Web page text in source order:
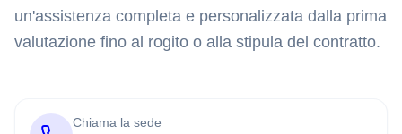
un'assistenza completa e personalizzata dalla prima
valutazione fino al rogito o alla stipula del contratto.
Chiama la sede